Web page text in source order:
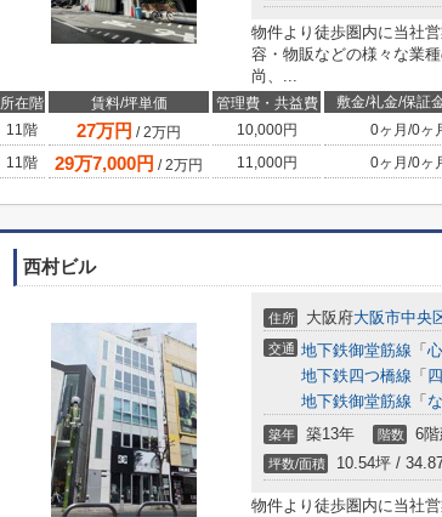
物件より徒歩圏内に当社
容・物販などの様々な業
尚、...
所在階 賃料/坪単価 管理費・共益費 敷金/礼金/保証
11階
27万円 /2万円 10,000円 0ヶ月 /0ヶ
11階
29万7,000円 /2万円 11,000円 0ヶ月 /0ヶ
西村ビル
住所 大阪府大阪市中央
交通 地下鉄御堂筋線 「
地下鉄四つ橋線 「
地下鉄御堂筋線 「
築年 築13年 階数 6階
坪数/面積 10.54坪 /
物件より徒歩圏内に当社